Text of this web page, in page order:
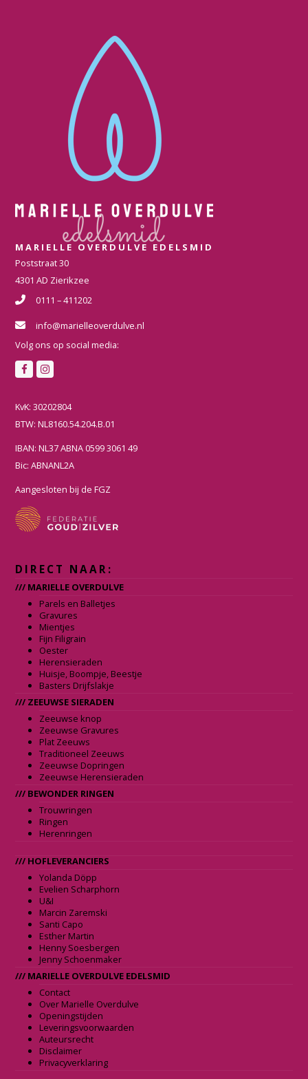
MARIELLE OVERDULVE EDELSMID
Poststraat 30
4301 AD Zierikzee
0111 – 411202
info@marielleoverdulve.nl
Volg ons op social media:
F
c
e
o
o
k
s
t
g
r
a
KvK: 30202804
BTW: NL8160.54.204.B.01
IBAN: NL37 ABNA 0599 3061 49
Bic: ABNANL2A
Aangesloten bij de FGZ
DIRECT NAAR:
/// MARIELLE OVERDULVE
Parels en Balletjes
Gravures
Mientjes
Fijn Filigrain
Oester
Herensieraden
Huisje, Boompje, Beestje
Basters Drijfslakje
/// ZEEUWSE SIERADEN
Zeeuwse knop
Zeeuwse Gravures
Plat Zeeuws
Traditioneel Zeeuws
Zeeuwse Dopringen
Zeeuwse Herensieraden
/// BEWONDER RINGEN
Trouwringen
Ringen
Herenringen
/// HOFLEVERANCIERS
Yolanda Döpp
Evelien Scharphorn
U&I
Marcin Zaremski
Santi Capo
Esther Martin
Henny Soesbergen
Jenny Schoenmaker
/// MARIELLE OVERDULVE EDELSMID
Contact
Over Marielle Overdulve
Openingstijden
Leveringsvoorwaarden
Auteursrecht
Disclaimer
Privacyverklaring